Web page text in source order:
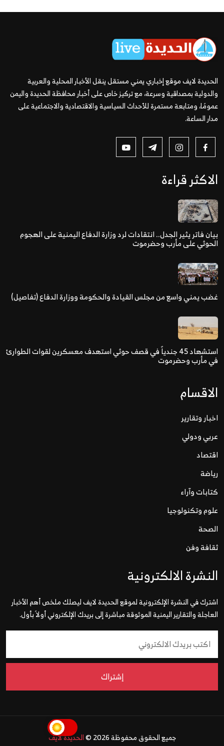
الحديدة لايف موقع إخباري يمني مستقل ينقل الأخبار المحلية والعربية
والدولية بمصداقية وسرعة، مع تركيز خاص على أخبار محافظة الحديدة واليمن
عمومًا، ومتابعة مستمرة للأحداث السياسية والاقتصادية والاجتماعية على
مدار الساعة.
الاكثر قراءة
بيان فاتر يثير الجدل.. انتقادات لرد وزارة الدفاع اليمنية على الهجوم
الحوثي على مأرب وحضرموت
غضب يمني واسع من مجلس القيادة والحكومة ووزارة الدفاع (تفاصيل)
استشهاد 45 جندياً في قصف حوثي استهدف معسكرين لقوات الطوارئ
في مأرب وحضرموت
الاقسام
اخبار وتقارير
عربي ودولي
اقتصاد
رياضة
كتابات وآراء
علوم وتكنولوجيا
الصحة
ثقافة وفن
النشرة الالكترونية
اشترك في النشرة الإلكترونية لموقع الحديدة لايف ليصلك ملخص أهم الأخبار
العاجلة والتقارير اليمنية الموثوقة مباشرة إلى بريدك الإلكتروني أولاً بأول.
إشتراك
جميع الحقوق محفوظة 2026 © الحديدة لايف